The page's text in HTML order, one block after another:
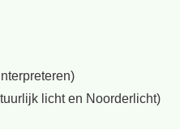
licht en Noorderlicht)